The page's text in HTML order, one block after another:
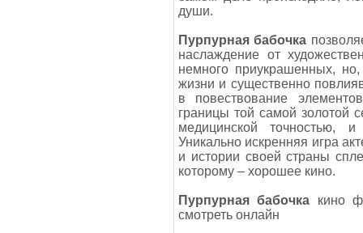
души.
Пурпурная бабочка
наслаждение от
немного приукрашенных,
жизни и существенно
в повествование
границы той самой золотой
медицинской точностью,
Уникально искренняя игра
и истории своей страны
которому – хорошее кино.
Пурпурная бабочка кино
смотреть онлайн